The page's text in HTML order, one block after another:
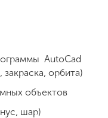
AutoCad
закраска, орбита)
объектов
шар)